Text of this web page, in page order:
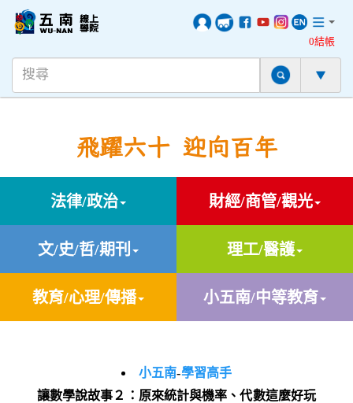
0結帳
飛躍六十 迎向百年
法律/政治 財經/商管/觀光
文/史/哲/期刊 理工/醫護
教育/心理/傳播 小五南/中等教育
小五南-學習高手
讓數學說故事２：原來統計與機率、代數這麼好玩